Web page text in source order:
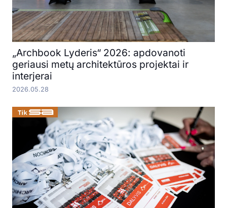
„Archbook Lyderis“ 2026: apdovanoti
geriausi metų architektūros projektai ir
interjerai
2026.05.28